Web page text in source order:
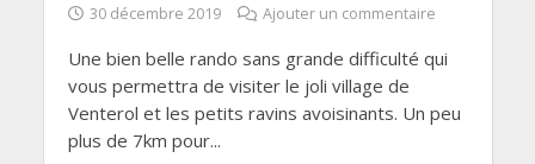
30 décembre 2019 Ajouter un commentaire
Une bien belle rando sans grande difficulté qui
vous permettra de visiter le joli village de
Venterol et les petits ravins avoisinants. Un peu
plus de 7km pour...